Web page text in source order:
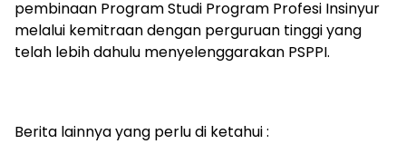
pembinaan Program Studi Program Profesi Insinyur
melalui kemitraan dengan perguruan tinggi yang
telah lebih dahulu menyelenggarakan PSPPI.
Berita lainnya yang perlu di ketahui :